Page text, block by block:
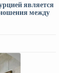
является
между